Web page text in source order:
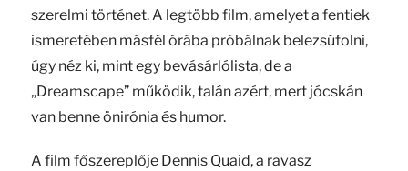
szerelmi történet. A legtöbb film, amelyet a fentiek
ismeretében másfél órába próbálnak belezsúfolni,
úgy néz ki, mint egy bevásárlólista, de a
„Dreamscape” működik, talán azért, mert jócskán
van benne önirónia és humor.
A film főszereplője Dennis Quaid, a ravasz